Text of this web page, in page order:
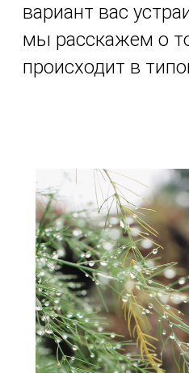
вариант вас
мы расскажем о
происходит в